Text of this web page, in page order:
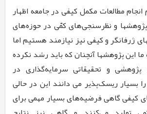
انجام مطالعات مکمل کیفی در جامعه اظهار
و نظرسنجی‌های کمّی در حوزه‌های
ژرفانگر و کیفی نیز نیازمند هستیم اما
این پژوهش­ها آنچنان که باید رشد نکرده
و تحقیقاتی سرمایه‌گذاری در
بسیار ریسک‌پذیر می دانند این در حالی
گاهی فرضیه‌های بسیار مهمی برای